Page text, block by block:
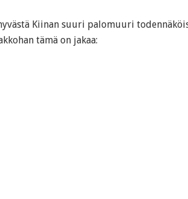
Kiinan suuri palomuuri
tämä on jakaa: